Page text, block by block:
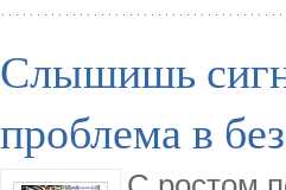
Слышишь
проблема в